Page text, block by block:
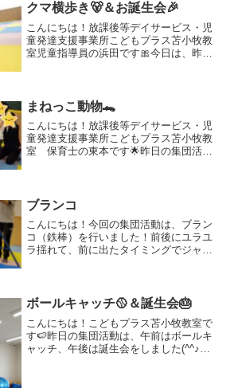
クマ横歩き🐻＆お誕生会🎉
こんにちは！放課後等デイサービス・児
童発達支援事業所こどもプラス苫小牧教
室児童指導員の浜田です🎀今日は、昨日
す🎶障害物にぶつからない...
まねっこ動物🐊
こんにちは！放課後等デイサービス・児
童発達支援事業所こどもプラス苫小牧教
室 保育士の東本です🌟昨日の集団活動
かえる🐸へび🐍...
ブランコ
こんにちは！今回の集団活動は、ブラン
コ（鉄棒）を行いました！前後にユラユ
ラ揺れて、前に出たタイミングでジャン
にやってくれたお友達もみ...
ボールキャッチ🥎＆誕生会🎂
こんにちは！こどもプラス苫小牧教室で
す🍉昨日の集団活動は、午前はボールキ
ャッチ、午後は誕生会をしました(^^♪午